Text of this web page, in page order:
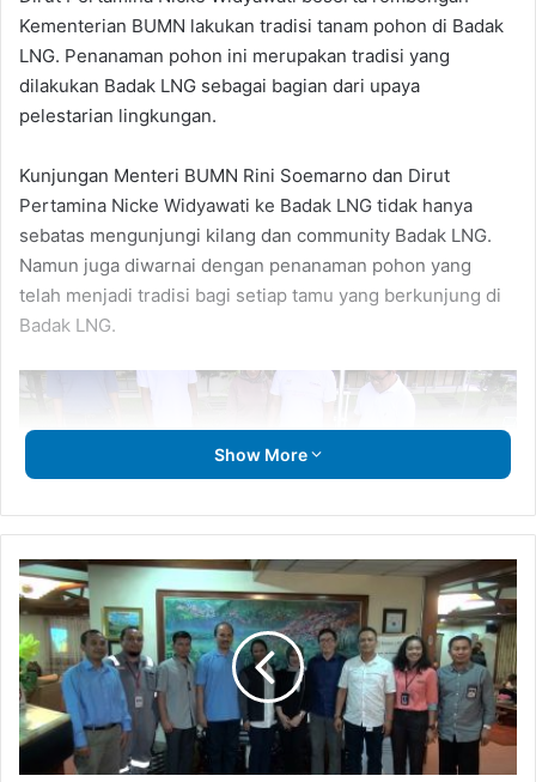
Kementerian BUMN lakukan tradisi tanam pohon di Badak
LNG. Penanaman pohon ini merupakan tradisi yang
dilakukan Badak LNG sebagai bagian dari upaya
pelestarian lingkungan.
Kunjungan Menteri BUMN Rini Soemarno dan Dirut
Pertamina Nicke Widyawati ke Badak LNG tidak hanya
sebatas mengunjungi kilang dan community Badak LNG.
Namun juga diwarnai dengan penanaman pohon yang
telah menjadi tradisi bagi setiap tamu yang berkunjung di
Badak LNG.
Show More
Menteri
BUMN
Rini
Soemarno
dan
Dirut
Pertamina
Nicke
Widyawati